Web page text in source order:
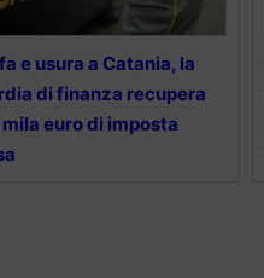
e usura a Catania, la
di finanza recupera
euro di imposta